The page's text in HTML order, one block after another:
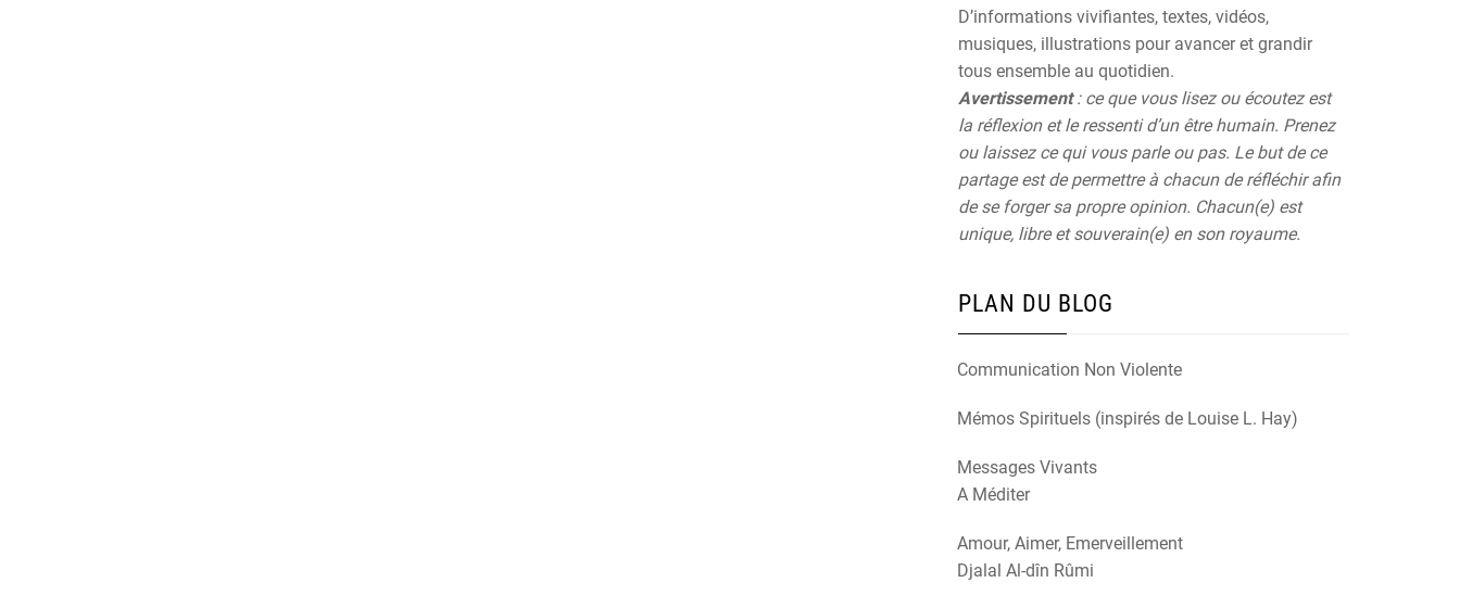
D’informations vivifiantes, textes, vidéos,
musiques, illustrations pour avancer et grandir
tous ensemble au quotidien.
Avertissement: ce que vous lisez ou écoutez est
la réflexion et le ressenti d’un être humain. Prenez
ou laissez ce qui vous parle ou pas. Le but de ce
partage est de permettre à chacun de réfléchir afin
de se forger sa propre opinion. Chacun(e) est
unique, libre et souverain(e) en son royaume.
PLAN DU BLOG
Communication Non Violente
Mémos Spirituels (inspirés de Louise L. Hay)
Messages Vivants
A Méditer
Amour, Aimer, Emerveillement
Djalal Al-dîn Rûmi